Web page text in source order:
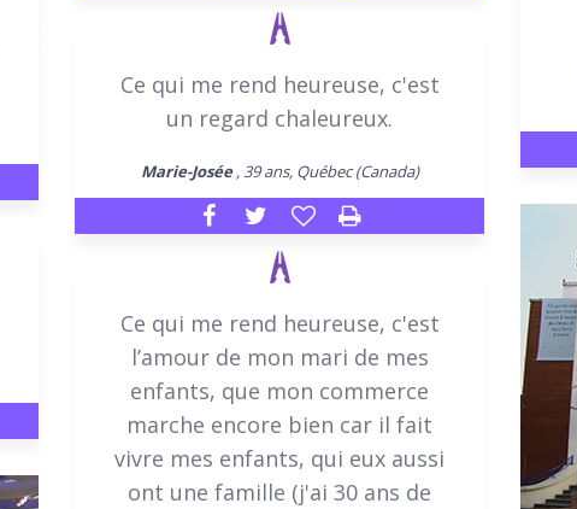
Ce qui me rend heureuse, c'est
un regard chaleureux.
Marie-Josée, 39 ans, Québec (Canada)
Ce qui me rend heureuse, c'est
l’amour de mon mari de mes
enfants, que mon commerce
marche encore bien car il fait
vivre mes enfants, qui eux aussi
ont une famille (j'ai 30 ans de